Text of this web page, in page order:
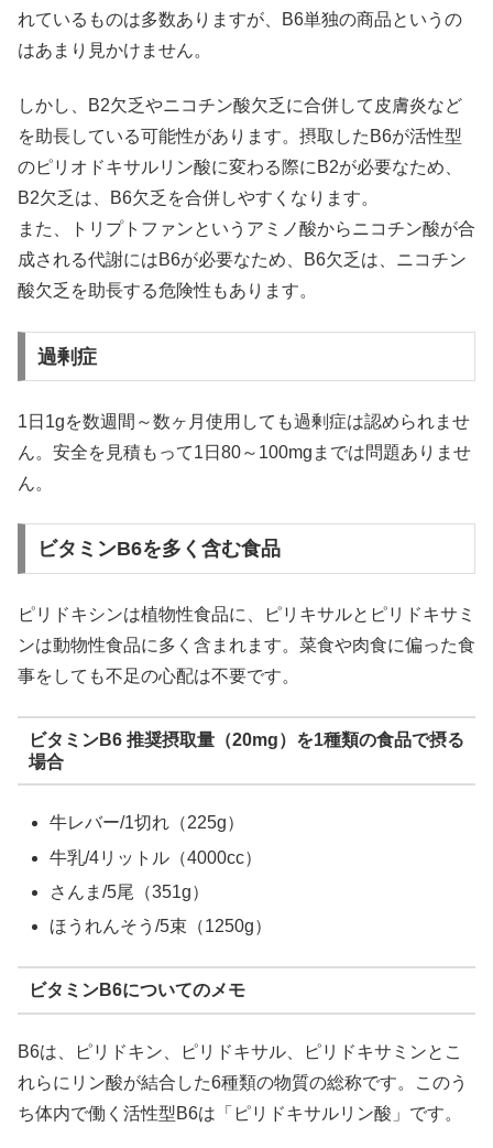
れているものは多数ありますが、B6単独の商品というの
はあまり見かけません。
しかし、B2欠乏やニコチン酸欠乏に合併して皮膚炎など
を助長している可能性があります。摂取したB6が活性型
のピリオドキサルリン酸に変わる際にB2が必要なため、
B2欠乏は、B6欠乏を合併しやすくなります。
また、トリプトファンというアミノ酸からニコチン酸が合
成される代謝にはB6が必要なため、B6欠乏は、ニコチン
酸欠乏を助長する危険性もあります。
過剰症
1日1gを数週間～数ヶ月使用しても過剰症は認められませ
ん。安全を見積もって1日80～100mgまでは問題ありませ
ん。
ビタミンB6を多く含む食品
ピリドキシンは植物性食品に、ピリキサルとピリドキサミ
ンは動物性食品に多く含まれます。菜食や肉食に偏った食
事をしても不足の心配は不要です。
ビタミンB6 推奨摂取量（20mg）を1種類の食品で摂る
場合
牛レバー/1切れ（225g）
牛乳/4リットル（4000cc）
さんま/5尾（351g）
ほうれんそう/5束（1250g）
ビタミンB6についてのメモ
B6は、ピリドキン、ピリドキサル、ピリドキサミンとこ
れらにリン酸が結合した6種類の物質の総称です。このう
ち体内で働く活性型B6は「ピリドキサルリン酸」です。